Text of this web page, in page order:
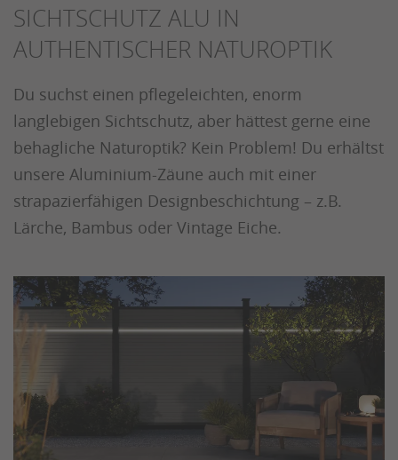
SICHTSCHUTZ ALU IN
AUTHENTISCHER NATUROPTIK
Du suchst einen pflegeleichten, enorm
langlebigen Sichtschutz, aber hättest gerne eine
behagliche Naturoptik? Kein Problem! Du erhältst
unsere Aluminium-Zäune auch mit einer
strapazierfähigen Designbeschichtung – z.B.
Lärche, Bambus oder Vintage Eiche.